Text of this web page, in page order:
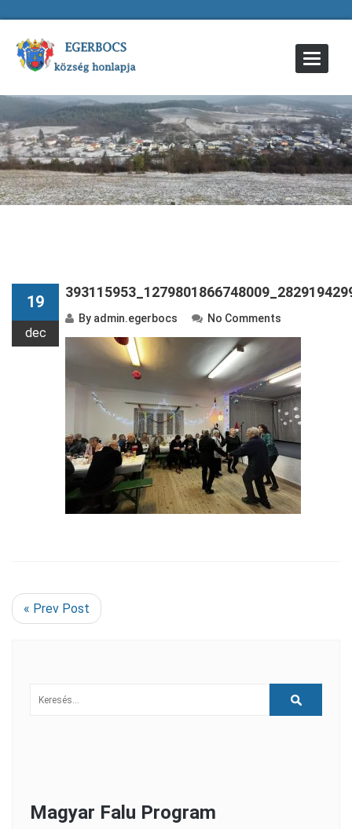
Toggle
19
dec
By admin.egerbocs No Comments
« Prev Post
Magyar Falu Program